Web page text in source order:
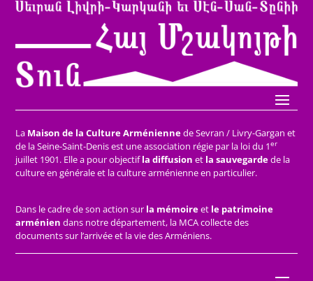
La Maison de la Culture Arméniennede Sevran / Livry-Gargan et
de la Seine-Saint-Denis est une association régie par la loi du 1er
juillet 1901. Elle a pour objectifla diffusion et la sauvegardede la
culture en générale et la culture arménienne en particulier.
Dans le cadre de son action sur la mémoireet le patrimoine
arménien dans notre département, la MCA collecte des
documents sur l’arrivée et la vie des Arméniens.